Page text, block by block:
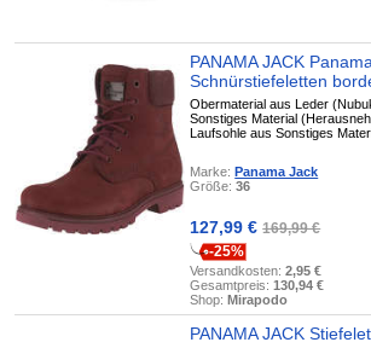
PANAMA JACK
Schnürstiefeletten
Obermaterial aus Leder
Sonstiges Material
Laufsohle aus Sonstiges
Marke:Panama Jack
Größe:36
127,99 €169,99 €
-25%
Versandkosten:2,95 €
Gesamtpreis:130,94 €
Shop:Mirapodo
PANAMA JACK